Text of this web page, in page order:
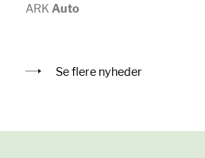
ARK Auto
Se flere nyheder